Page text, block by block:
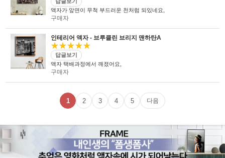
액자가 앞면이 무척 부드러운 천처럼 되있네요,
구매자
인테리어 액자 - 브루클린 브리지 맨하탄A
★★★★★
답글보기
액자 택배과정에서 깨졌어요,
구매자
1 2 3 4 5 다음